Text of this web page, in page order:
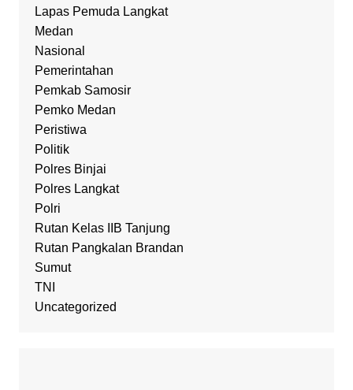
Lapas Pemuda Langkat
Medan
Nasional
Pemerintahan
Pemkab Samosir
Pemko Medan
Peristiwa
Politik
Polres Binjai
Polres Langkat
Polri
Rutan Kelas IIB Tanjung
Rutan Pangkalan Brandan
Sumut
TNI
Uncategorized